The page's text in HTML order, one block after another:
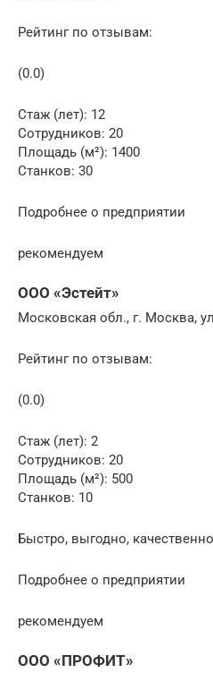
Рейтинг по отзывам:
(0.0)
Стаж (лет): 12
Сотрудников: 20
Площадь (м²): 1400
Станков: 30
Подробнее о предприятии
рекомендуем
ООО «Эстейт»
Московская обл., г. Москва,
Рейтинг по отзывам:
(0.0)
Стаж (лет): 2
Сотрудников: 20
Площадь (м²): 500
Станков: 10
Быстро, выгодно, качественно
Подробнее о предприятии
рекомендуем
ООО «ПРОФИТ»